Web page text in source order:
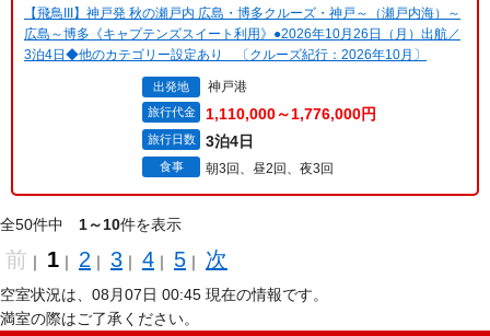
【飛鳥III】神戸発 秋の瀬戸内 広島・博多クルーズ・神戸～（瀬戸内海）～
広島～博多《キャプテンズスイート利用》●2026年10月26日（月）出航／
3泊4日◆他のカテゴリー設定あり 〔クルーズ紀行：2026年10月〕
出発地 神戸港
旅行代金 1,110,000～1,776,000円
旅行日数 3泊4日
食事 朝3回、昼2回、夜3回
全50件中 1～10件を表示
前 ｜ 1 ｜ 2 ｜ 3 ｜ 4 ｜ 5 ｜ 次
空室状況は、08月07日 00:45 現在の情報です。
満室の際はご了承ください。